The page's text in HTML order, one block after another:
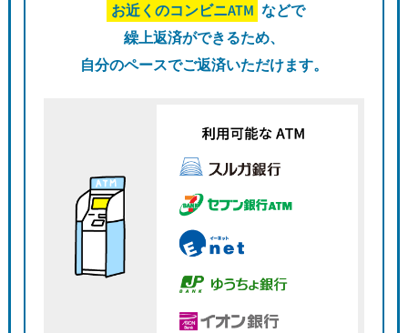
お近くのコンビニATM などで
繰上返済ができるため、
自分のペースでご返済いただけます。